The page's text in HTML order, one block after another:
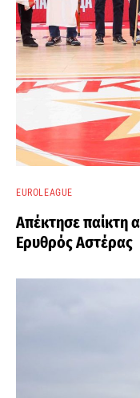
EUROLEAGUE
Απέκτησε παίκτη
Ερυθρός Αστέρας